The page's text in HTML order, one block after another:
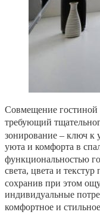
Совмещение гостиной
требующий
зонирование – ключ к
уюта и комфорта в
функциональностью
света, цвета и
сохранив при этом
индивидуальные
комфортное и